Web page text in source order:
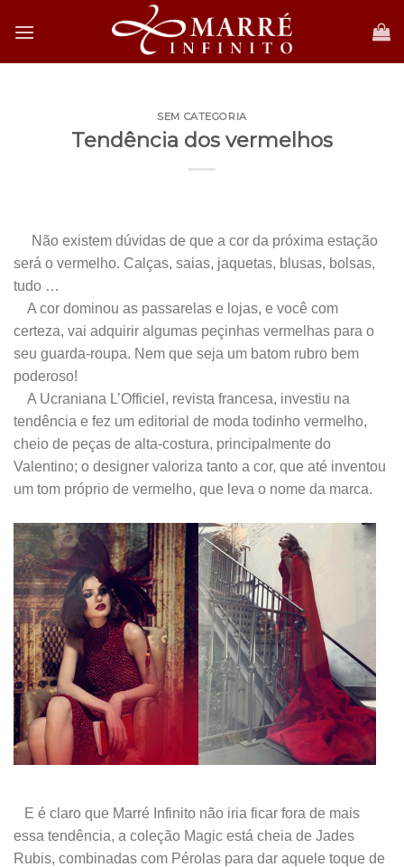
SEM CATEGORIA
Tendência dos vermelhos
Não existem dúvidas de que a cor da próxima estação
será o vermelho. Calças, saias, jaquetas, blusas, bolsas,
tudo …
A cor dominou as passarelas e lojas, e você com
certeza, vai adquirir algumas peçinhas vermelhas para o
seu guarda-roupa. Nem que seja um batom rubro bem
poderoso!
A Ucraniana L’Officiel, revista francesa, investiu na
tendência e fez um editorial de moda todinho vermelho,
cheio de peças de alta-costura, principalmente do
Valentino; o designer valoriza tanto a cor, que até inventou
um tom próprio de vermelho, que leva o nome da marca.
E é claro que Marré Infinito não iria ficar fora de mais
essa tendência, a coleção Magic está cheia de Jades
Rubis, combinadas com Pérolas para dar aquele toque de